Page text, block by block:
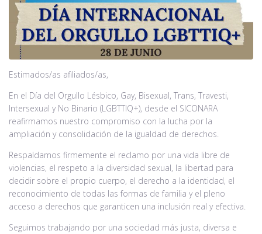
Estimados/as afiliados/as,
En el Día del Orgullo Lésbico, Gay, Bisexual, Trans, Travesti,
Intersexual y No Binario (LGBTTIQ+), desde el SICONARA
reafirmamos nuestro compromiso con la lucha por la
ampliación y consolidación de la igualdad de derechos.
Respaldamos firmemente el reclamo por una vida libre de
violencias, el respeto a la diversidad sexual, la libertad para
decidir sobre el propio cuerpo, el derecho a la identidad, el
reconocimiento de todas las formas de familia y el pleno
acceso a derechos que garanticen una inclusión real y efectiva.
Seguimos trabajando por una sociedad más justa, diversa e